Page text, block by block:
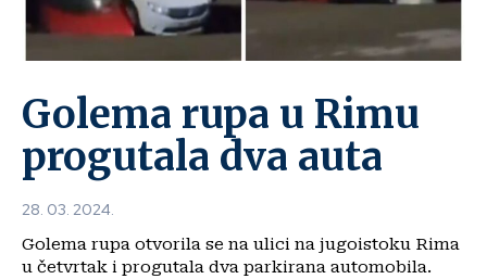
Golema rupa u Rimu
progutala dva auta
28. 03. 2024.
Golema rupa otvorila se na ulici na jugoistoku Rima
u četvrtak i progutala dva parkirana automobila.